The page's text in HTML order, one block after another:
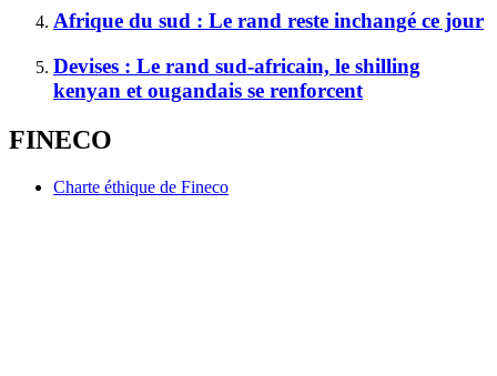
Afrique du sud : Le rand reste inchangé ce jour
Devises : Le rand sud-africain, le shilling
kenyan et ougandais se renforcent
FINECO
Charte éthique de Fineco